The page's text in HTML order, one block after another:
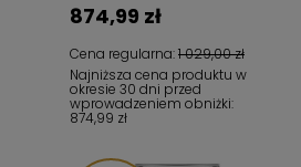
Cena regularna:1 029,00 zł
874,99 zł
Najniższa cena produktu w
okresie 30 dni przed
wprowadzeniem obniżki:
874,99 zł